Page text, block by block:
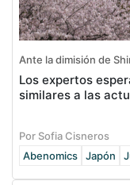
Ante la dimisión de
Los expertos
similares a las
Por Sofia Cisneros
Abenomics
Japón